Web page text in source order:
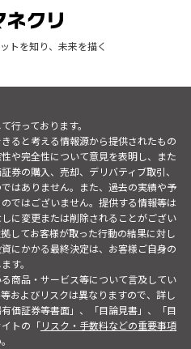
トを知り、未来を描く
行っております。
ると考える情報源から提供されたもの
や完全性について意見を表明し、また
券の購入、売却、デリバティブ取引、
はありません。また、過去の実績や予
ではございません。提供する情報等は
に変更または削除されることがござい
してお客様が取った行動の結果に対し
にかかる最終決定は、お客様ご自身の
す。
商品・サービス等について言及してい
およびリスクは異なりますので、詳し
価証券等書面」、「目論見書」、「目
トの「リスク・手数料などの重要事項